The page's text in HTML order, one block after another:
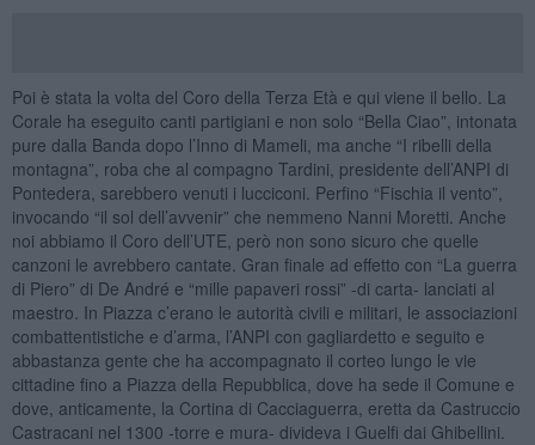
Poi è stata la volta del Coro della Terza Età e qui viene il bello. La
Corale ha eseguito canti partigiani e non solo “Bella Ciao”, intonata
pure dalla Banda dopo l’Inno di Mameli, ma anche “I ribelli della
montagna”, roba che al compagno Tardini, presidente dell’ANPI di
Pontedera, sarebbero venuti i lucciconi. Perfino “Fischia il vento”,
invocando “il sol dell’avvenir” che nemmeno Nanni Moretti. Anche
noi abbiamo il Coro dell’UTE, però non sono sicuro che quelle
canzoni le avrebbero cantate. Gran finale ad effetto con “La guerra
di Piero” di De André e “mille papaveri rossi” -di carta- lanciati al
maestro. In Piazza c’erano le autorità civili e militari, le associazioni
combattentistiche e d’arma, l’ANPI con gagliardetto e seguito e
abbastanza gente che ha accompagnato il corteo lungo le vie
cittadine fino a Piazza della Repubblica, dove ha sede il Comune e
dove, anticamente, la Cortina di Cacciaguerra, eretta da Castruccio
Castracani nel 1300 -torre e mura- divideva i Guelfi dai Ghibellini.